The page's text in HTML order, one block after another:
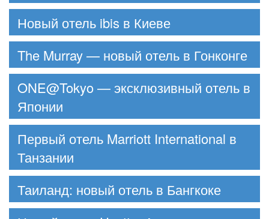
Новый отель ibis в Киеве
The Murray — новый отель в Гонконге
ONE@Tokyo — эксклюзивный отель в
Японии
Первый отель Marriott International в
Танзании
Таиланд: новый отель в Бангкоке